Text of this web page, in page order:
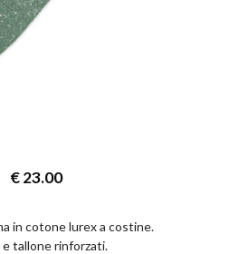
€23.00
in cotone lurex a costine.
e tallone rinforzati.